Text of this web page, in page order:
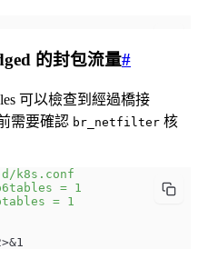
的封包流量#
可以檢查到經過橋接
需要確認 br_netfilter 核
k8s.conf
= 1
= 1